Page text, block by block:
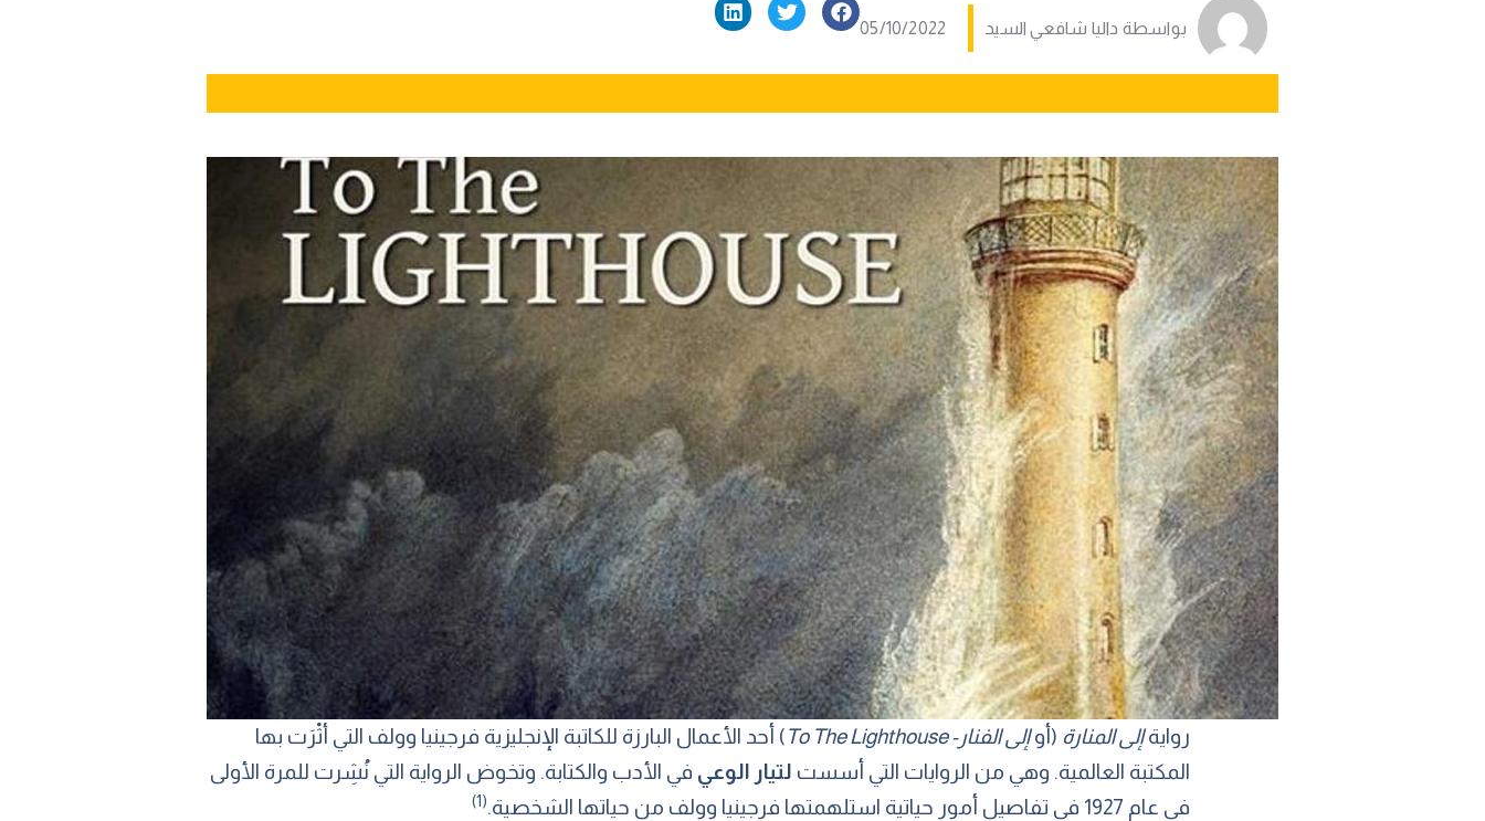
بواسطة داليا شافعي السيد 05/10/2022
روايةإلى المنارة (أوإلى الفنار- To The Lighthouse
) أحد الأعمال البارزة للكاتبة الإنجليزية فرجينيا وولف التي أثْرَت بها
المكتبة العالمية. وهي من الروايات التي أسست لتيار الوعي في الأدب والكتابة. وتخوض الرواية التي نُشِرت للمرة الأولى
في عام 1927 في تفاصيل أمور حياتية استلهمتها فرجينيا وولف من حياتها الشخصية.
(1)